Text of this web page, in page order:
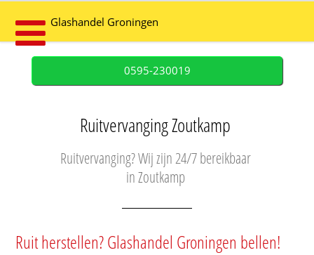
Glashandel Groningen
0595-230019
Ruitvervanging Zoutkamp
Ruitvervanging? Wij zijn 24/7 bereikbaar
in Zoutkamp
Ruit herstellen? Glashandel Groningen bellen!